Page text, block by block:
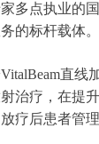
多点执业
的标杆载体
直
治疗，在提
疗后患者管